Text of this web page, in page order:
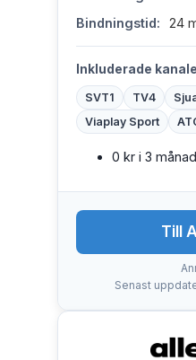
Bindningstid:
24
Inkluderade
SVT1 TV4
Viaplay Sport
0 kr i 3
Till
Senast